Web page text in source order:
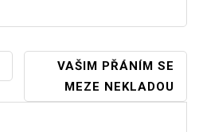
VAŠIM PŘÁNÍM SE
MEZE NEKLADOU